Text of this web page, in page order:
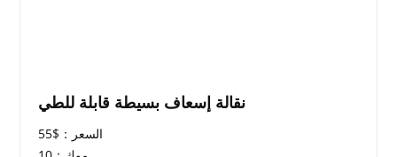
نقالة إسعاف بسيطة قابلة للطي
السعر：$55